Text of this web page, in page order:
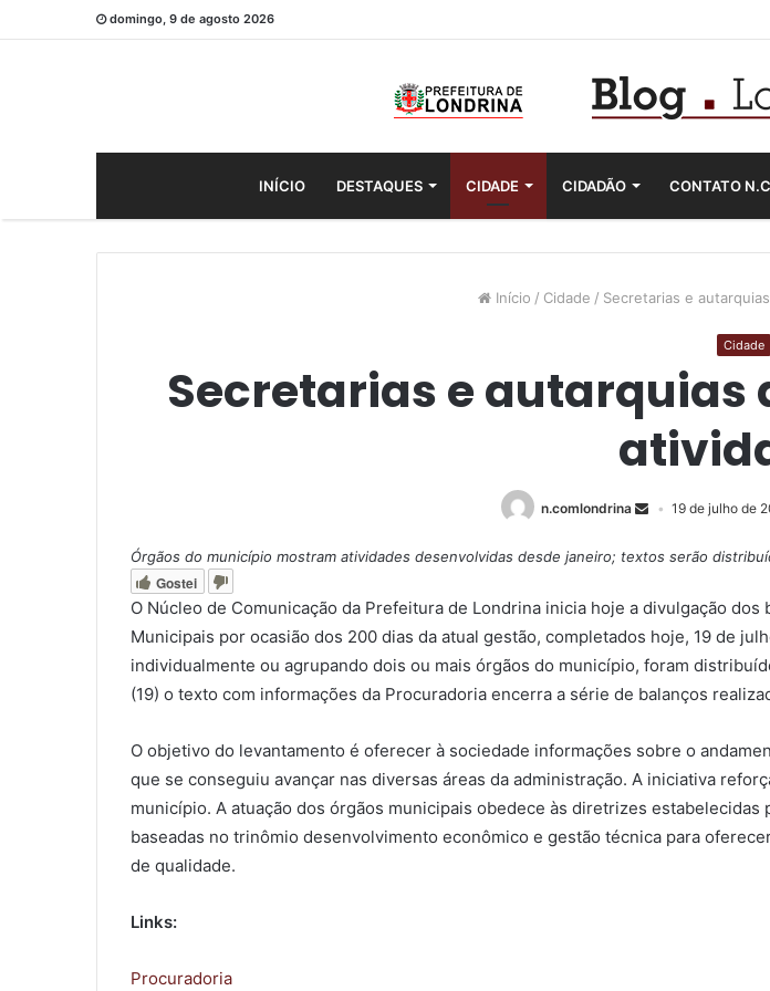
domingo, 9 de agosto 2026
INÍCIO DESTAQUES CIDADE CIDADÃO CONTATO
Início / Cidade / Secretarias e
Cidade
Secretarias e
n.comlondrina 19 de julho de
Órgãos do município mostram atividades desenvolvidas desde janeiro; textos serão
Gostei
O Núcleo de Comunicação da Prefeitura de Londrina inicia hoje a divulgação
Municipais por ocasião dos 200 dias da atual gestão, completados hoje, 19 de
individualmente ou agrupando dois ou mais órgãos do município, foram
(19) o texto com informações da Procuradoria encerra a série de balanços
O objetivo do levantamento é oferecer à sociedade informações sobre o
que se conseguiu avançar nas diversas áreas da administração. A iniciativa
município. A atuação dos órgãos municipais obedece às diretrizes
baseadas no trinômio desenvolvimento econômico e gestão técnica para
de qualidade.
Links:
Procuradoria